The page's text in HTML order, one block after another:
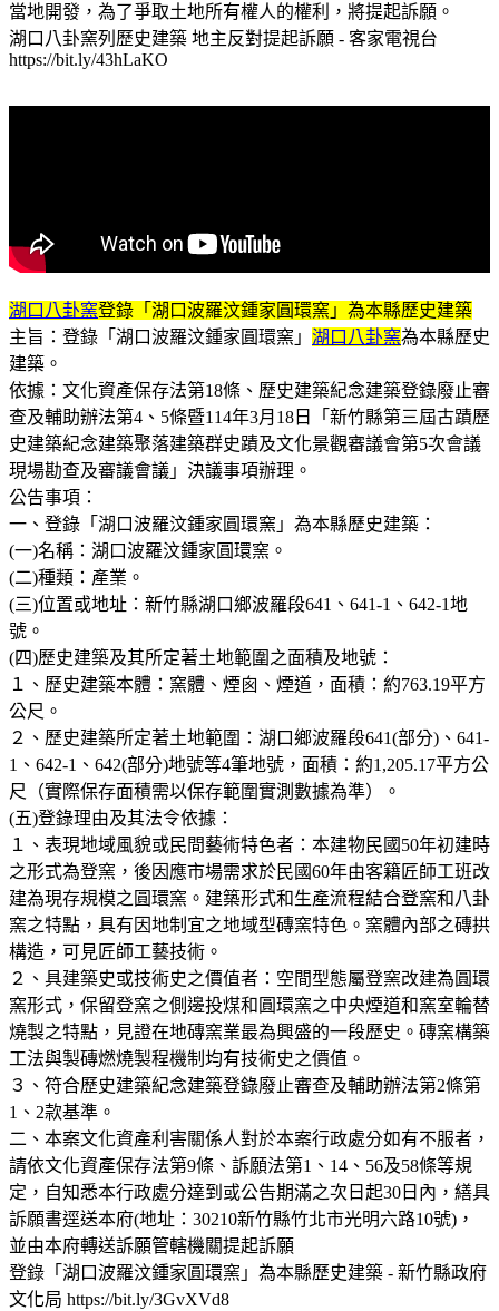
當地開發，為了爭取土地所有權人的權利，將提起訴願。
湖口八卦窯列歷史建築 地主反對提起訴願 - 客家電視台
https://bit.ly/43hLaKO
湖口八卦窯登錄「湖口波羅汶鍾家圓環窯」為本縣歷史建築
主旨：登錄「湖口波羅汶鍾家圓環窯」 湖口八卦窯為本縣歷史
建築。
依據：文化資產保存法第18條、歷史建築紀念建築登錄廢止審
查及輔助辦法第4、5條暨114年3月18日「新竹縣第三屆古蹟歷
史建築紀念建築聚落建築群史蹟及文化景觀審議會第5次會議
現場勘查及審議會議」決議事項辦理。
公告事項：
一、登錄「湖口波羅汶鍾家圓環窯」為本縣歷史建築：
(一)名稱：湖口波羅汶鍾家圓環窯。
(二)種類：產業。
(三)位置或地址：新竹縣湖口鄉波羅段641、641-1、642-1地
號。
(四)歷史建築及其所定著土地範圍之面積及地號：
１、歷史建築本體：窯體、煙囪、煙道，面積：約763.19平方
公尺。
２、歷史建築所定著土地範圍：湖口鄉波羅段641(部分)、641-
1、642-1、642(部分)地號等4筆地號，面積：約1,205.17平方公
尺（實際保存面積需以保存範圍實測數據為準）。
(五)登錄理由及其法令依據：
１、表現地域風貌或民間藝術特色者：本建物民國50年初建時
之形式為登窯，後因應市場需求於民國60年由客籍匠師工班改
建為現存規模之圓環窯。建築形式和生產流程結合登窯和八卦
窯之特點，具有因地制宜之地域型磚窯特色。窯體內部之磚拱
構造，可見匠師工藝技術。
２、具建築史或技術史之價值者：空間型態屬登窯改建為圓環
窯形式，保留登窯之側邊投煤和圓環窯之中央煙道和窯室輪替
燒製之特點，見證在地磚窯業最為興盛的一段歷史。磚窯構築
工法與製磚燃燒製程機制均有技術史之價值。
３、符合歷史建築紀念建築登錄廢止審查及輔助辦法第2條第
1、2款基準。
二、本案文化資產利害關係人對於本案行政處分如有不服者，
請依文化資產保存法第9條、訴願法第1、14、56及58條等規
定，自知悉本行政處分達到或公告期滿之次日起30日內，繕具
訴願書逕送本府(地址：30210新竹縣竹北市光明六路10號)，
並由本府轉送訴願管轄機關提起訴願
登錄「湖口波羅汶鍾家圓環窯」為本縣歷史建築 - 新竹縣政府
文化局 https://bit.ly/3GvXVd8